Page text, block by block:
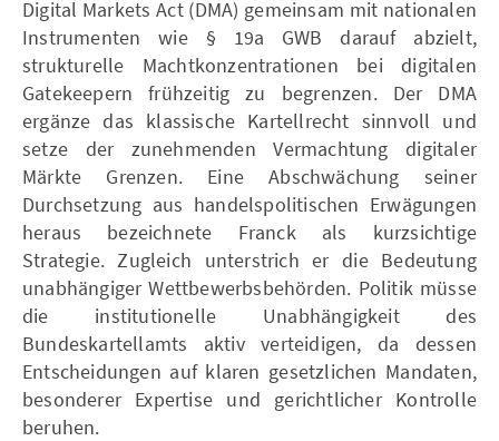
Digital Markets Act (DMA) gemeinsam mit nationalen
Instrumenten wie § 19a GWB darauf abzielt,
strukturelle Machtkonzentrationen bei digitalen
Gatekeepern frühzeitig zu begrenzen. Der DMA
ergänze das klassische Kartellrecht sinnvoll und
setze der zunehmenden Vermachtung digitaler
Märkte Grenzen. Eine Abschwächung seiner
Durchsetzung aus handelspolitischen Erwägungen
heraus bezeichnete Franck als kurzsichtige
Strategie. Zugleich unterstrich er die Bedeutung
unabhängiger Wettbewerbsbehörden. Politik müsse
die institutionelle Unabhängigkeit des
Bundeskartellamts aktiv verteidigen, da dessen
Entscheidungen auf klaren gesetzlichen Mandaten,
besonderer Expertise und gerichtlicher Kontrolle
beruhen.